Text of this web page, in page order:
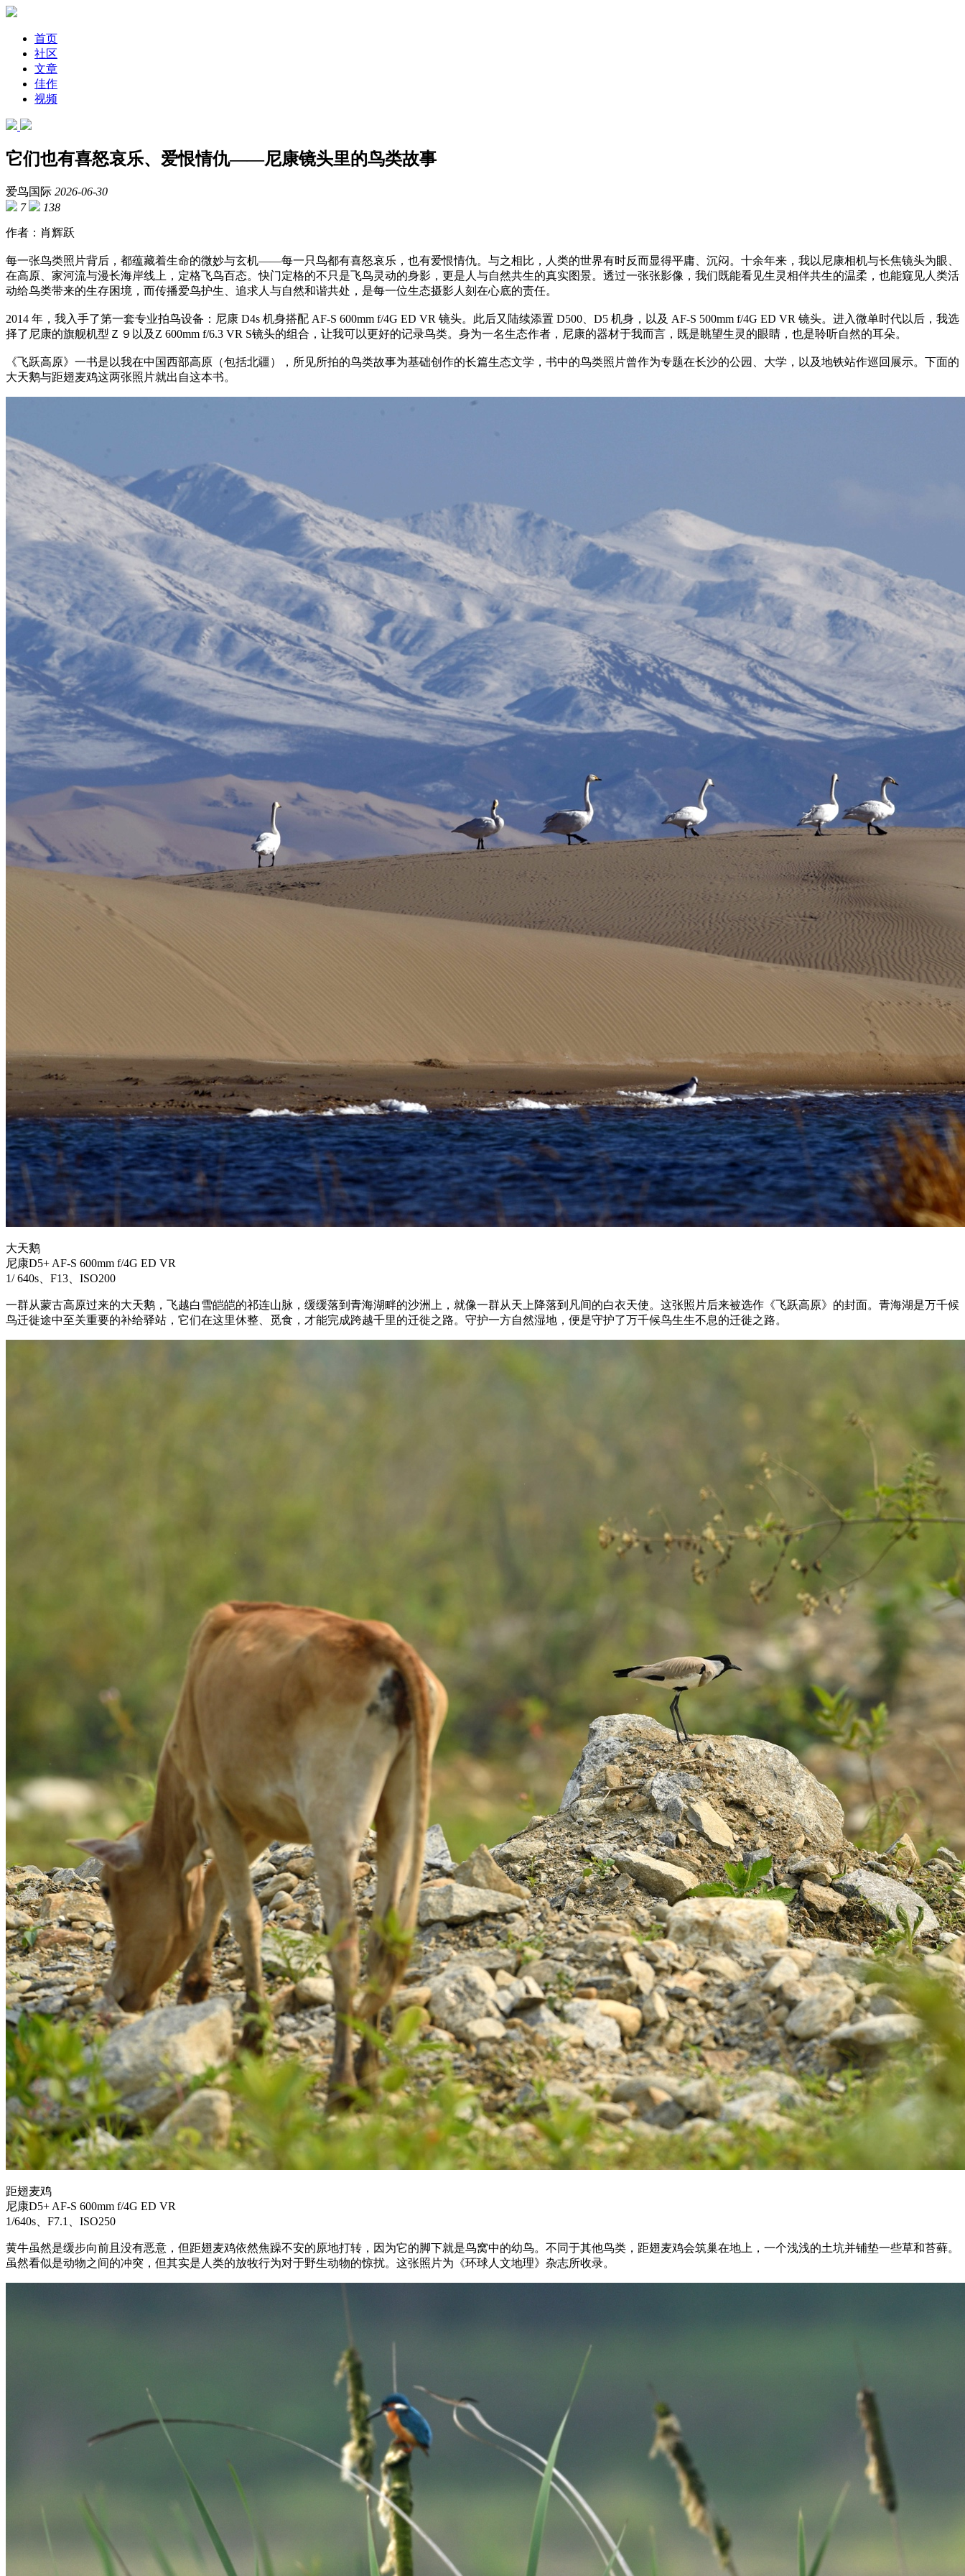
首页
社区
文章
佳作
视频
它们也有喜怒哀乐、爱恨情仇——尼康镜头里的鸟类故事
爱鸟国际 2026-06-30
7
138
作者：肖辉跃
每一张鸟类照片背后，都蕴藏着生命的微妙与玄机——每一只鸟都有喜怒哀乐，也有爱恨情仇。与之相比，人类的世界有时反而显得平庸、沉闷。十余年来，我以尼康相机与长焦镜头为眼、
在高原、家河流与漫长海岸线上，定格飞鸟百态。快门定格的不只是飞鸟灵动的身影，更是人与自然共生的真实图景。透过一张张影像，我们既能看见生灵相伴共生的温柔，也能窥见人类活
动给鸟类带来的生存困境，而传播爱鸟护生、追求人与自然和谐共处，是每一位生态摄影人刻在心底的责任。
2014 年，我入手了第一套专业拍鸟设备：尼康 D4s 机身搭配 AF-S 600mm f/4G ED VR 镜头。此后又陆续添置 D500、D5 机身，以及 AF-S 500mm f/4G ED VR 镜头。进入微单时代以后，我选
择了尼康的旗舰机型Ｚ９以及Z 600mm f/6.3 VR S镜头的组合，让我可以更好的记录鸟类。身为一名生态作者，尼康的器材于我而言，既是眺望生灵的眼睛，也是聆听自然的耳朵。
《飞跃高原》一书是以我在中国西部高原（包括北疆），所见所拍的鸟类故事为基础创作的长篇生态文学，书中的鸟类照片曾作为专题在长沙的公园、大学，以及地铁站作巡回展示。下面的
大天鹅与距翅麦鸡这两张照片就出自这本书。
大天鹅
尼康D5+ AF-S 600mm f/4G ED VR
1/ 640s、F13、ISO200
一群从蒙古高原过来的大天鹅，飞越白雪皑皑的祁连山脉，缓缓落到青海湖畔的沙洲上，就像一群从天上降落到凡间的白衣天使。这张照片后来被选作《飞跃高原》的封面。青海湖是万千候
鸟迁徙途中至关重要的补给驿站，它们在这里休整、觅食，才能完成跨越千里的迁徙之路。守护一方自然湿地，便是守护了万千候鸟生生不息的迁徙之路。
距翅麦鸡
尼康D5+ AF-S 600mm f/4G ED VR
1/640s、F7.1、ISO250
黄牛虽然是缓步向前且没有恶意，但距翅麦鸡依然焦躁不安的原地打转，因为它的脚下就是鸟窝中的幼鸟。不同于其他鸟类，距翅麦鸡会筑巢在地上，一个浅浅的土坑并铺垫一些草和苔藓。
虽然看似是动物之间的冲突，但其实是人类的放牧行为对于野生动物的惊扰。这张照片为《环球人文地理》杂志所收录。